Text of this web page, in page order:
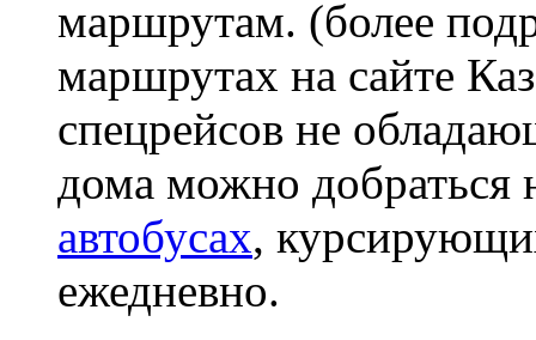
маршрутам. (более
маршрутах на сайте
спецрейсов не
дома можно добраться
автобусах,
ежедневно.